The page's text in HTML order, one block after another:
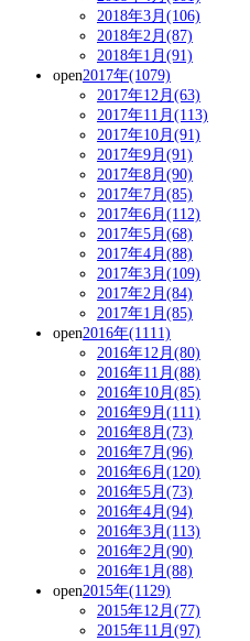
2018年3月(106)
2018年2月(87)
2018年1月(91)
open2017年(1079)
2017年12月(63)
2017年11月(113)
2017年10月(91)
2017年9月(91)
2017年8月(90)
2017年7月(85)
2017年6月(112)
2017年5月(68)
2017年4月(88)
2017年3月(109)
2017年2月(84)
2017年1月(85)
open2016年(1111)
2016年12月(80)
2016年11月(88)
2016年10月(85)
2016年9月(111)
2016年8月(73)
2016年7月(96)
2016年6月(120)
2016年5月(73)
2016年4月(94)
2016年3月(113)
2016年2月(90)
2016年1月(88)
open2015年(1129)
2015年12月(77)
2015年11月(97)